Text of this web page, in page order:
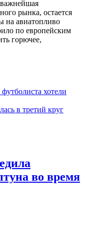
рынка, остается
на авиатопливо
по европейским
горючее,
хотели
в третий круг
во время